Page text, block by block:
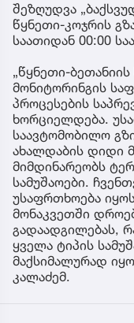
შეზღუდვა
წყნეთი-კოჯრის
საათიდან 00:00
„წყნეთი-
მონიტორინგის
პროცესების
ხორციელდება.
საავტომობილო
ახალდაბის დიდი
მიმდინარეობს
სამუშაოები.
უსაფრთხოება
მონაკვეთში
გადაადგილებას,
ყველა ტიპის
მაქსიმალურად
კალაძემ.